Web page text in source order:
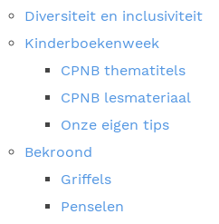
Diversiteit en inclusiviteit
Kinderboekenweek
CPNB thematitels
CPNB lesmateriaal
Onze eigen tips
Bekroond
Griffels
Penselen